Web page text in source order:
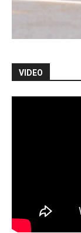
VIDEO